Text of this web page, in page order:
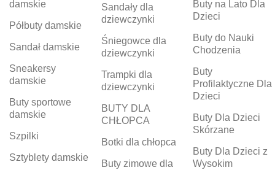
damskie
Półbuty damskie
Sandał damskie
Sneakersy
damskie
Buty sportowe
damskie
Szpilki
Sztyblety damskie
Sandały dla
dziewczynki
Śniegowce dla
dziewczynki
Trampki dla
dziewczynki
BUTY DLA
CHŁOPCA
Botki dla chłopca
Buty zimowe dla
Buty na Lato Dla
Dzieci
Buty do Nauki
Chodzenia
Buty
Profilaktyczne Dla
Dzieci
Buty Dla Dzieci
Skórzane
Buty Dla Dzieci z
Wysokim